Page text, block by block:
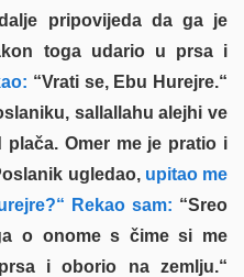
pripovijeda da ga je
toga udario u prsa i
“Vrati se, Ebu Hurejre.“
sallallahu alejhi ve
Omer me je pratio i
ugledao,upitao me
Rekao sam: “Sreo
o onome s čime si me
i oborio na zemlju.“